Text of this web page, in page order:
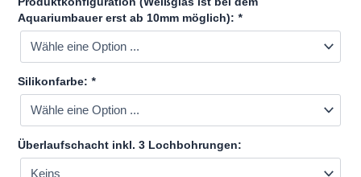
Aquariumbauer erst ab 10mm möglich): *
Silikonfarbe: *
Überlaufschacht inkl. 3 Lochbohrungen: